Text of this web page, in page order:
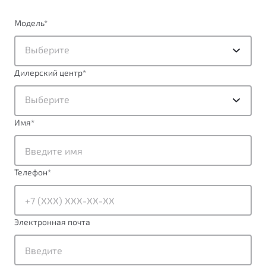
Модель*
Выберите
Дилерский центр*
Выберите
Имя*
Телефон*
Электронная почта